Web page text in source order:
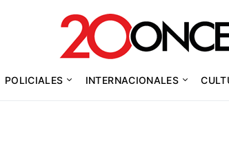
POLICIALES INTERNACIONALES